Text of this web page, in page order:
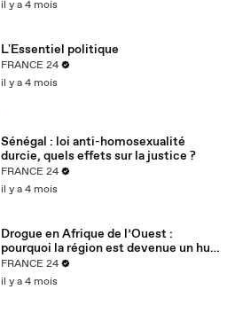
il y a 4 mois
L'Essentiel politique
FRANCE 24
il y a 4 mois
Sénégal : loi anti-homosexualité
durcie, quels effets sur la justice ?
FRANCE 24
il y a 4 mois
Drogue en Afrique de l’Ouest :
pourquoi la région est devenue un hub
mondial
FRANCE 24
il y a 4 mois